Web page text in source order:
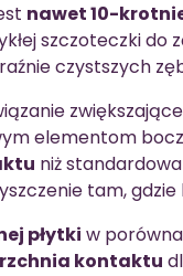
nawet 10-
szczoteczki
czystszych
elementom
niż
tam, gdzie
płytki w
kontaktu